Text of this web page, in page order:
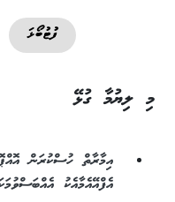
ފުޓުބޯޅަ
މި ލިޔުމާ ގުޅޭ
އިމާރާތް ހުސްކުރަން
އެފްއޭއެމާއެކު